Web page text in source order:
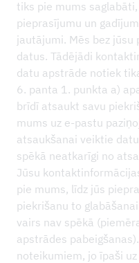
tiks pie mums
pieprasījumu un
jautājumi. Mēs bez jūsu
datus. Tādējādi
datu apstrāde notiek
6. panta 1. punkta a)
brīdī atsaukt savu
mums uz e-pastu
atsaukšanai veiktie
spēkā neatkarīgi no
Jūsu
pie mums, līdz jūs
piekrišanu to
vairs nav spēkā
apstrādes
noteikumiem, jo īpaši